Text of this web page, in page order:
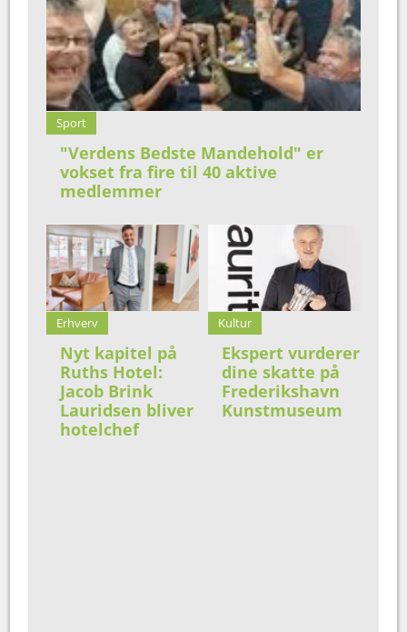
Sport
"Verdens Bedste Mandehold" er
vokset fra fire til 40 aktive
medlemmer
Erhverv
Nyt kapitel på
Ruths Hotel:
Jacob Brink
Lauridsen bliver
hotelchef
Kultur
Ekspert vurderer
dine skatte på
Frederikshavn
Kunstmuseum